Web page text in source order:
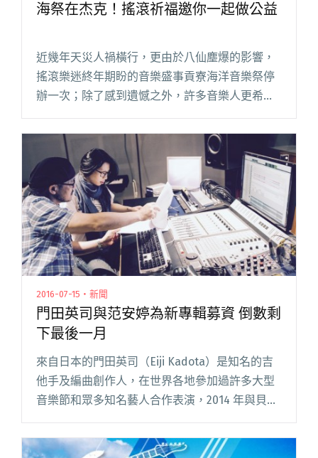
海祭在杰克！搖滾祈福邀你一起做公益
近幾年天災人禍橫行，更由於八仙塵爆的影響，
搖滾樂迷終年期盼的音樂盛事貢寮海洋音樂祭停
辦一次；除了感到遺憾之外，許多音樂人更希望
能起身多做點什麼；這次由老杰克所發起的
「【海祭 ‧ 海祭】 搖滾祈福演唱會」將在杰克
音樂舉辦，邀請這次入圍海洋音樂閱讀全文 "海
祭在杰克！搖滾祈福邀你一起做公益"
2016-07-15・新聞
門田英司與范安婷為新專輯募資 倒數剩
下最後一月
來自日本的門田英司（Eiji Kadota）是知名的吉
他手及編曲創作人，在世界各地參加過許多大型
音樂節和眾多知名藝人合作表演，2014 年與貝斯
手兼製作人的甯子達一起合作發行門田英司第一
張個人吉他演奏專輯《The Flow》，獲得 2015閱